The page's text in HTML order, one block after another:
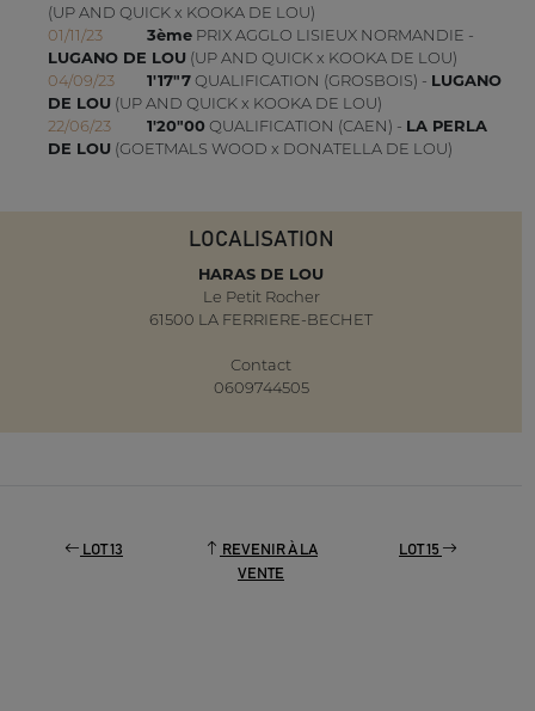
(UP AND QUICK x KOOKA DE LOU)
01/11/23
3èmePRIX AGGLO LISIEUX NORMANDIE -
LUGANO DE LOU (UP AND QUICK x KOOKA DE LOU)
04/09/23
1'17"7QUALIFICATION (GROSBOIS) - LUGANO
DE LOU (UP AND QUICK x KOOKA DE LOU)
22/06/23
1'20"00QUALIFICATION (CAEN) - LA PERLA
DE LOU (GOETMALS WOOD x DONATELLA DE LOU)
LOCALISATION
HARAS DE LOU
Le Petit Rocher
61500 LA FERRIERE-BECHET
Contact
0609744505
LOT 13
REVENIR À LA
VENTE
LOT 15